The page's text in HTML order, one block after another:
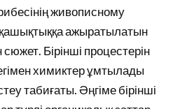
живописному
ажыратылатын
Бірінші процестерін
химиктер ұмтылады
табиғаты. Әңгіме бірінші